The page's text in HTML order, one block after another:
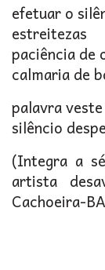
efetuar o
estreitezas
paciência de
calmaria de
palavra veste
silêncio despe
(Integra a
artista
Cachoeira-